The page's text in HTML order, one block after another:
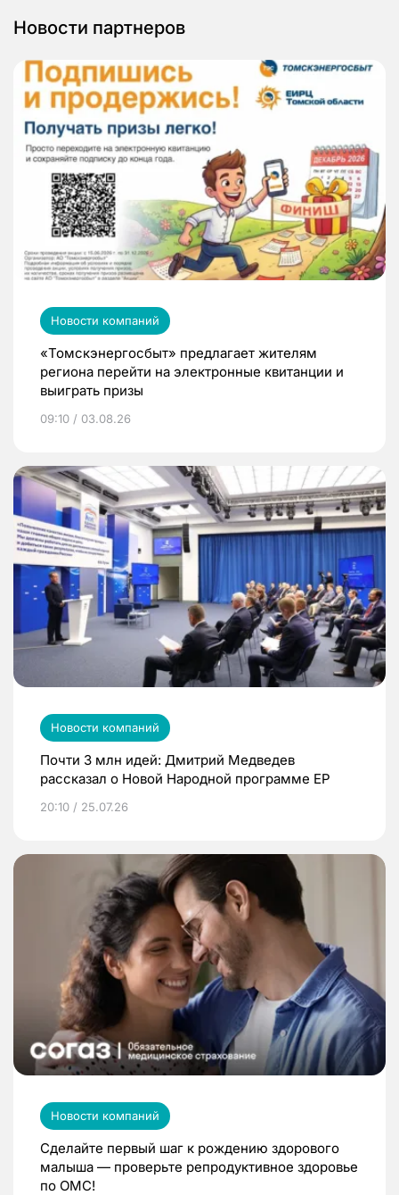
Новости партнеров
Новости компаний
«Томскэнергосбыт» предлагает жителям
региона перейти на электронные квитанции и
выиграть призы
09:10 / 03.08.26
Новости компаний
Почти 3 млн идей: Дмитрий Медведев
рассказал о Новой Народной программе ЕР
20:10 / 25.07.26
Новости компаний
Сделайте первый шаг к рождению здорового
малыша — проверьте репродуктивное здоровье
по ОМС!